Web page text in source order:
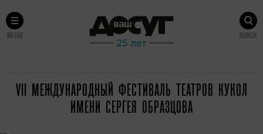
МЕНЮ ПОИСК
VII МЕЖДУНАРОДНЫЙ ФЕСТИВАЛЬ ТЕАТРОВ КУКОЛ
ИМЕНИ СЕРГЕЯ ОБРАЗЦОВА